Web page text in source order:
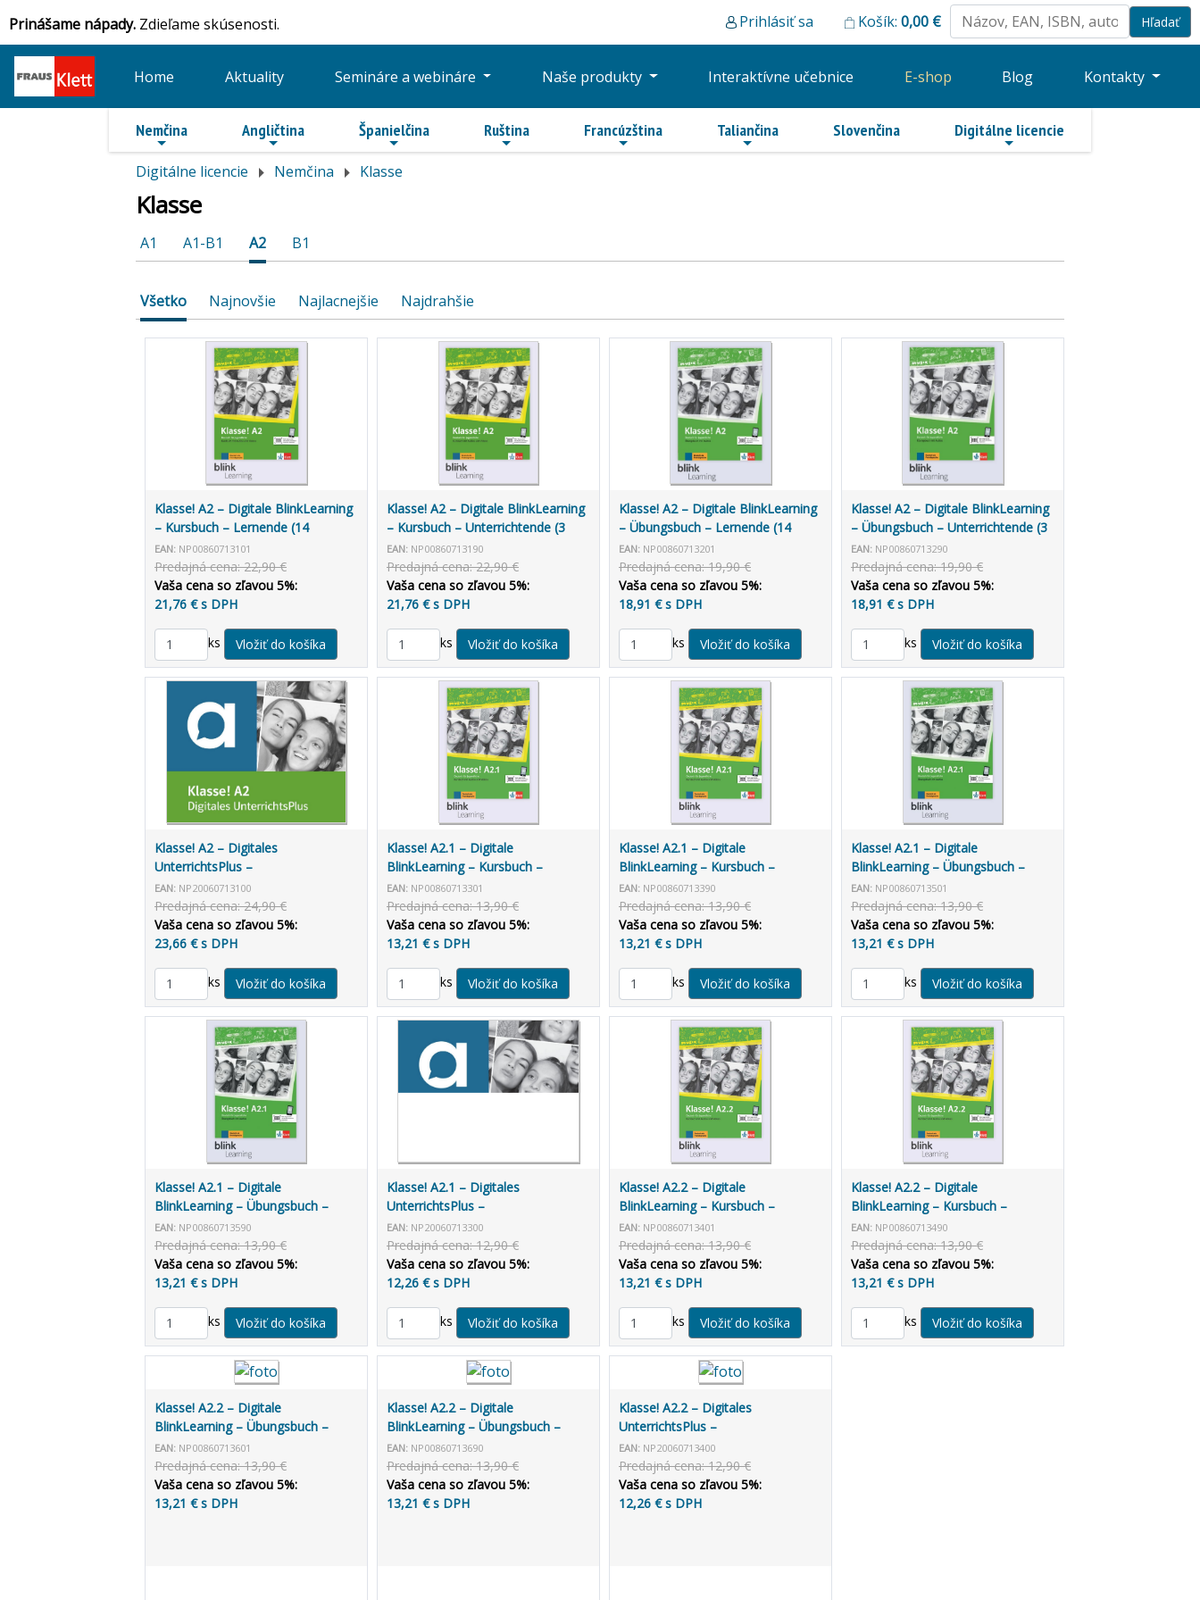
Prinášame nápady. Zdieľame skúsenosti. Prihlásiť sa Košík: 0,00 €
Home Aktuality Semináre a webináre Naše produkty Interaktívne učebnice E-shop Blog Kontakty
Nemčina Angličtina Španielčina Ruština Francúzština Taliančina Slovenčina Digitálne licencie
Digitálne licencie Nemčina Klasse
Klasse
A1 A1-B1 A2 B1
Všetko Najnovšie Najlacnejšie Najdrahšie
Klasse! A2 – Digitale BlinkLearning
– Kursbuch – Lernende (14
mesiacov)
EAN: NP00860713101
Predajná cena: 22,90 €
Vaša cena so zľavou 5%:
21,76 € s DPH
ks
Klasse! A2 – Digitale BlinkLearning
– Kursbuch – Unterrichtende (3
roky)
EAN: NP00860713190
Predajná cena: 22,90 €
Vaša cena so zľavou 5%:
21,76 € s DPH
ks
Klasse! A2 – Digitale BlinkLearning
– Übungsbuch – Lernende (14
mesiacov)
EAN: NP00860713201
Predajná cena: 19,90 €
Vaša cena so zľavou 5%:
18,91 € s DPH
ks
Klasse! A2 – Digitale BlinkLearning
– Übungsbuch – Unterrichtende (3
roky)
EAN: NP00860713290
Predajná cena: 19,90 €
Vaša cena so zľavou 5%:
18,91 € s DPH
ks
Klasse! A2 – Digitales
UnterrichtsPlus –
Unterrichtshandbuch allango (3
roky)
EAN: NP20060713100
Predajná cena: 24,90 €
Vaša cena so zľavou 5%:
23,66 € s DPH
ks
Klasse! A2.1 – Digitale
BlinkLearning – Kursbuch –
Lernende (14 mesiacov)
EAN: NP00860713301
Predajná cena: 13,90 €
Vaša cena so zľavou 5%:
13,21 € s DPH
ks
Klasse! A2.1 – Digitale
BlinkLearning – Kursbuch –
Unterrichtende (3 roky)
EAN: NP00860713390
Predajná cena: 13,90 €
Vaša cena so zľavou 5%:
13,21 € s DPH
ks
Klasse! A2.1 – Digitale
BlinkLearning – Übungsbuch –
Lernende (14 mesiacov)
EAN: NP00860713501
Predajná cena: 13,90 €
Vaša cena so zľavou 5%:
13,21 € s DPH
ks
Klasse! A2.1 – Digitale
BlinkLearning – Übungsbuch –
Unterrichtende (3 roky)
EAN: NP00860713590
Predajná cena: 13,90 €
Vaša cena so zľavou 5%:
13,21 € s DPH
ks
Klasse! A2.1 – Digitales
UnterrichtsPlus –
Unterrichtshandbuch allango (3
roky)
EAN: NP20060713300
Predajná cena: 12,90 €
Vaša cena so zľavou 5%:
12,26 € s DPH
ks
Klasse! A2.2 – Digitale
BlinkLearning – Kursbuch –
Lernende (14 mesiacov)
EAN: NP00860713401
Predajná cena: 13,90 €
Vaša cena so zľavou 5%:
13,21 € s DPH
ks
Klasse! A2.2 – Digitale
BlinkLearning – Kursbuch –
Unterrichtende (3 roky)
EAN: NP00860713490
Predajná cena: 13,90 €
Vaša cena so zľavou 5%:
13,21 € s DPH
ks
Klasse! A2.2 – Digitale
BlinkLearning – Übungsbuch –
Lernende (14 mesiacov)
EAN: NP00860713601
Predajná cena: 13,90 €
Vaša cena so zľavou 5%:
13,21 € s DPH
Klasse! A2.2 – Digitale
BlinkLearning – Übungsbuch –
Unterrichtende (3 roky)
EAN: NP00860713690
Predajná cena: 13,90 €
Vaša cena so zľavou 5%:
13,21 € s DPH
Klasse! A2.2 – Digitales
UnterrichtsPlus –
Unterrichtshandbuch allango (3
roky)
EAN: NP20060713400
Predajná cena: 12,90 €
Vaša cena so zľavou 5%:
12,26 € s DPH